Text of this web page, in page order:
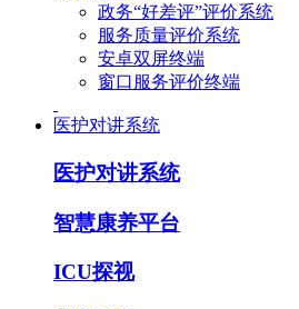
政务“好差评”评价系统
服务质量评价系统
安卓双屏终端
窗口服务评价终端
医护对讲系统
医护对讲系统
智慧康养平台
ICU探视